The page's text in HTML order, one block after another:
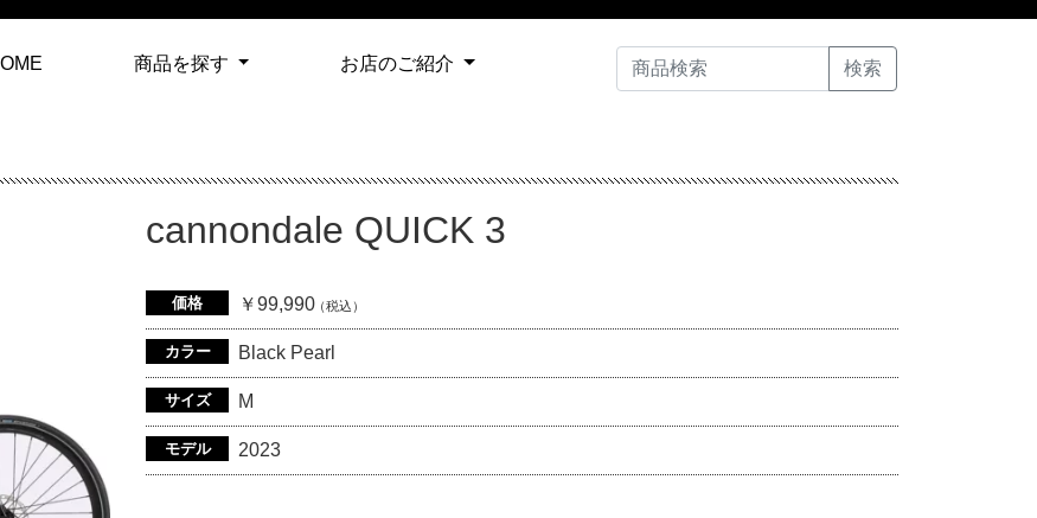
商品を探す お店のご紹介
cannondale QUICK 3
価格 ￥99,990（税込）
カラー Black Pearl
サイズ M
モデル 2023